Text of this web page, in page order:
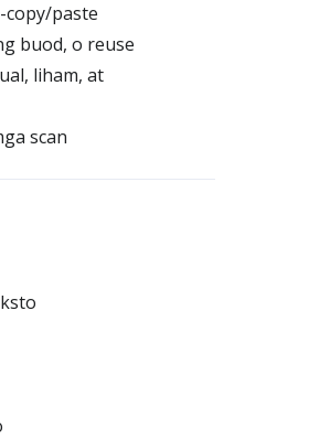
copy/paste
buod, o reuse
liham, at
scan